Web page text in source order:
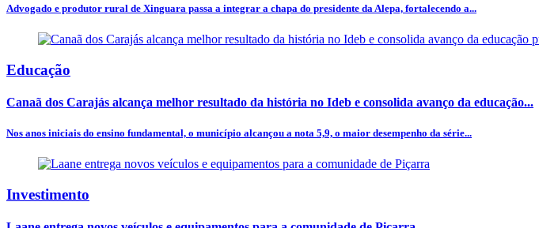
Advogado e produtor rural de Xinguara passa a integrar a chapa do presidente da Alepa, fortalecendo a...
Educação
Canaã dos Carajás alcança melhor resultado da história no Ideb e consolida avanço da educação...
Nos anos iniciais do ensino fundamental, o município alcançou a nota 5,9, o maior desempenho da série...
Investimento